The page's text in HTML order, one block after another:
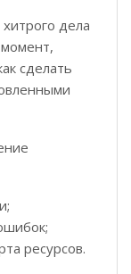
дела
сделать
ресурсов.